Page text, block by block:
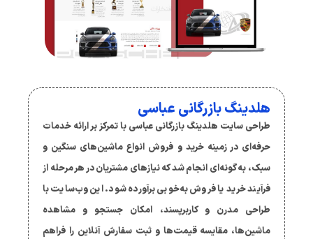
هلدینگ بازرگانی عباسی
طراحی سایت هلدینگ بازرگانی عباسی با تمرکز بر ارائه خدمات
حرفه‌ای در زمینه خرید و فروش انواع ماشین‌های سنگین و
سبک، به گونه‌ای انجام شد که نیازهای مشتریان در هر مرحله از
فرآیند خرید یا فروش به‌خوبی برآورده شود. این وب‌سایت با
طراحی مدرن و کاربرپسند، امکان جستجو و مشاهده
ماشین‌ها، مقایسه قیمت‌ها و ثبت سفارش آنلاین را فراهم